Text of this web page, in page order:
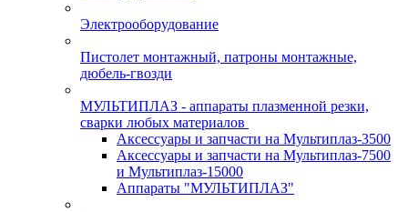
Электрооборудование
Пистолет монтажный, патроны монтажные,
дюбель-гвозди
МУЛЬТИПЛАЗ - аппараты плазменной резки,
сварки любых материалов
Аксессуары и запчасти на Мультиплаз-3500
Аксессуары и запчасти на Мультиплаз-7500
и Мультиплаз-15000
Аппараты "МУЛЬТИПЛАЗ"